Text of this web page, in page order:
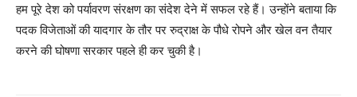
हम पूरे देश को पर्यावरण संरक्षण का संदेश देने में सफल रहे हैं। उन्होंने बताया कि
पदक विजेताओं की यादगार के तौर पर रुद्राक्ष के पौधे रोपने और खेल वन तैयार
करने की घोषणा सरकार पहले ही कर चुकी है।